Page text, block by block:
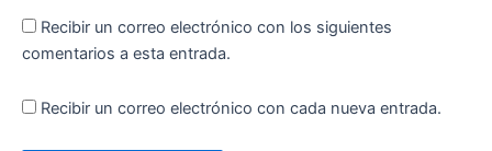
Recibir un correo electrónico con los siguientes
comentarios a esta entrada.
Recibir un correo electrónico con cada nueva entrada.